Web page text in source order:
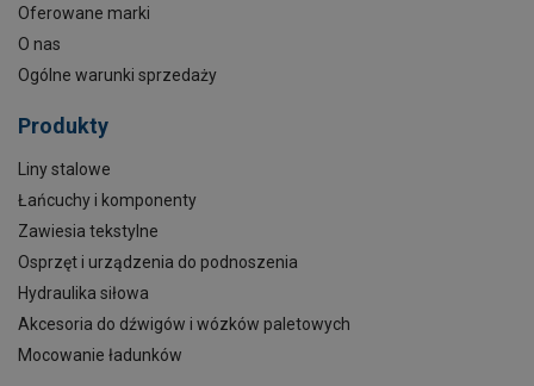
Oferowane marki
O nas
Ogólne warunki sprzedaży
Produkty
Liny stalowe
Łańcuchy i komponenty
Zawiesia tekstylne
Osprzęt i urządzenia do podnoszenia
Hydraulika siłowa
Akcesoria do dźwigów i wózków paletowych
Mocowanie ładunków